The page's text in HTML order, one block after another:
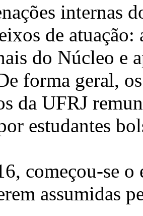
internas
de atuação:
do Núcleo e
forma geral,
da UFRJ
estudantes
começou-se
assumidas